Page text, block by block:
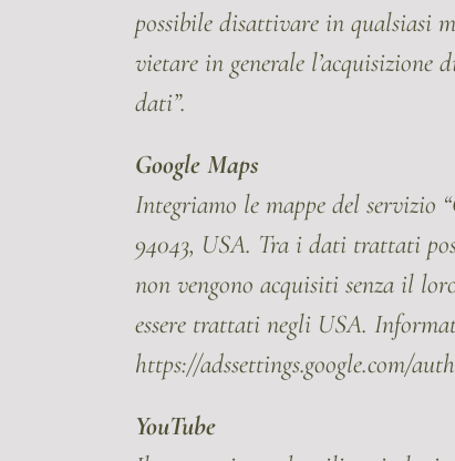
possibile disattivare in qualsiasi
vietare in generale
dati”.
Google Maps
Integriamo le mappe del servizio
94043, USA. Tra i dati trattati
non vengono acquisiti senza il
essere trattati negli USA.
https://adssettings.google.com/
YouTube